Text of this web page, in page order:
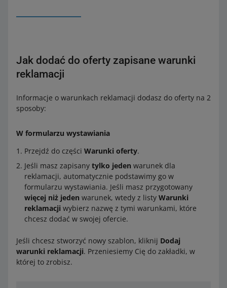
Jak dodać do oferty zapisane warunki
reklamacji
Informacje o warunkach reklamacji dodasz do oferty na 2
sposoby:
W formularzu wystawiania
Przejdź do części Warunki oferty.
Jeśli masz zapisany tylko jeden warunek dla
reklamacji, automatycznie podstawimy go w
formularzu wystawiania. Jeśli masz przygotowany
więcej niż jeden warunek, wtedy z listy Warunki
reklamacji wybierz nazwę z tymi warunkami, które
chcesz dodać w swojej ofercie.
Jeśli chcesz stworzyć nowy szablon, kliknij Dodaj
warunki reklamacji. Przeniesiemy Cię do zakładki, w
której to zrobisz.